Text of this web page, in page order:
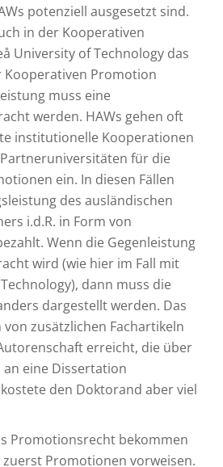
potenziell ausgesetzt sind.
in der Kooperativen
University of Technology das
Promotion
muss eine
werden. HAWs gehen oft
institutionelle Kooperationen
für die
ein. In diesen Fällen
des ausländischen
i.d.R. in Form von
Wenn die Gegenleistung
wird (wie hier im Fall mit
dann muss die
dargestellt werden. Das
zusätzlichen Fachartikeln
erreicht, die über
eine Dissertation
den Doktorand aber viel
Promotionsrecht bekommen
Promotionen vorweisen.